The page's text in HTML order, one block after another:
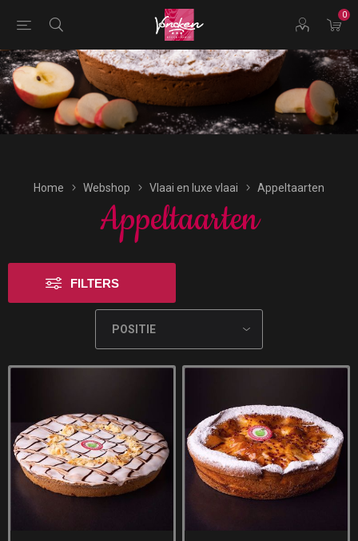
0
Bestellingen voor morgen kunnen vandaag uiterlijk tot
17:00 uur worden geplaatst.
Home Webshop Vlaai en luxe vlaai Appeltaarten
Appeltaarten
FILTERS